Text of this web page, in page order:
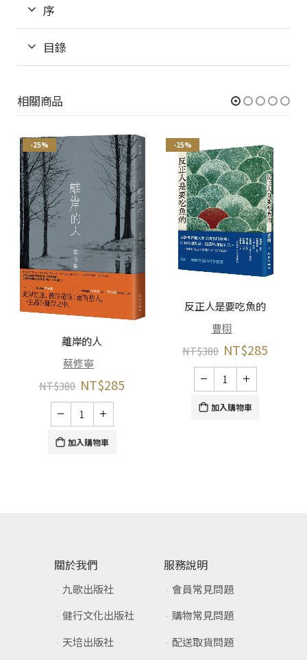
序
目錄
相關商品
-25%
離岸的人
蔡修寧
NT$380 NT$285
加入購物車
-25%
反正人是要吃魚的
曹栩
NT$380 NT$285
加入購物車
關於我們
九歌出版社
健行文化出版社
天培出版社
服務說明
會員常見問題
購物常見問題
配送取貨問題